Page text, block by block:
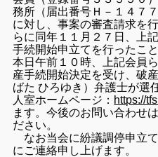
務所（届出番号Ｈ－１４７
に対し、事案の審査請求を
らに同年１１月２７日、上
手続開始申立てを行ったこ
本日午前１０時、上記会員
産手続開始決定を受け、破
ばた ひろゆき）弁護士が選
人室ホームページ： https://
ます。今後のお問い合わせ
ださい。
なお当会に紛議調停申立
にご連絡申し上げます。